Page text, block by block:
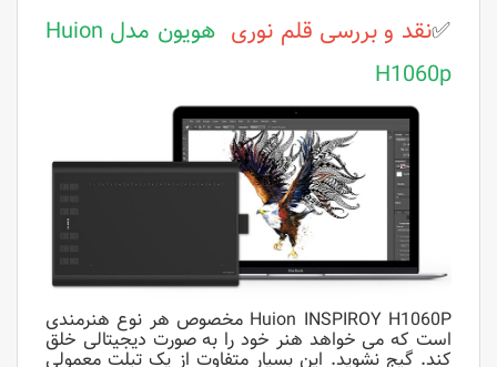
✅نقد و بررسی قلم نوری
هویون مدل Huion
H1060p
Huion INSPIROY H1060P مخصوص هر نوع هنرمندی
است که می خواهد هنر خود را به صورت دیجیتالی خلق
کند. گیج نشوید. این بسیار متفاوت از یک تبلت معمولی